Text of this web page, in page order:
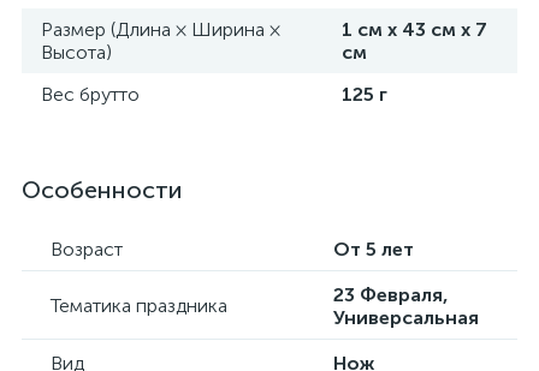
Размер (Длина × Ширина ×
Высота)
1 см х 43 см х 7
см
Вес брутто
125 г
Особенности
Возраст От 5 лет
Тематика праздника
23 Февраля,
Универсальная
Вид
Нож